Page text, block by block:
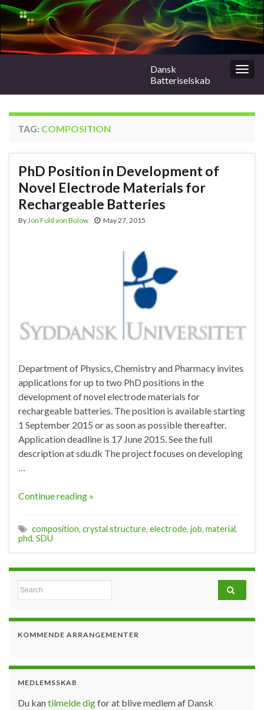
Dansk
Batteriselskab
TAG: COMPOSITION
PhD Position in Development of
Novel Electrode Materials for
Rechargeable Batteries
ByJon Fold von Bülow May 27, 2015
Department of Physics, Chemistry and Pharmacy invites
applications for up to two PhD positions in the
development of novel electrode materials for
rechargeable batteries. The position is available starting
1 September 2015 or as soon as possible thereafter.
Application deadline is 17 June 2015. See the full
description at sdu.dk The project focuses on developing
Continue reading »
composition, crystal structure, electrode, job, material,
phd, SDU
Search for:
KOMMENDE ARRANGEMENTER
MEDLEMSSKAB
Du kantilmelde digfor at blive medlem af Dansk